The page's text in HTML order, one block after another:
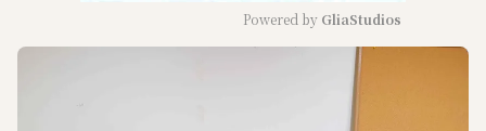
Powered by GliaStudios